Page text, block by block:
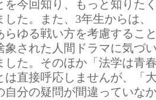
を今回知り、もっと知りた
した。また、3年生からは
らゆる戦い方を考慮するこ
象された人間ドラマに気づ
した。そのほか「法学は青
は直接呼応しませんが、「
自分の疑問が間違っていな